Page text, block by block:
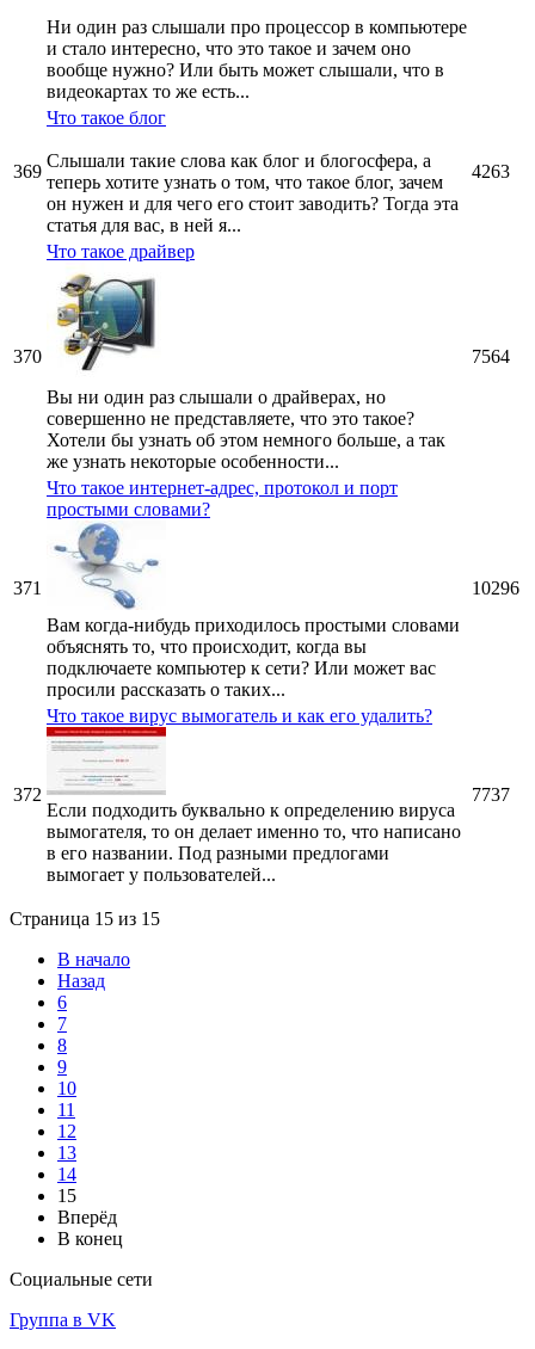
Ни один раз слышали про процессор в компьютере
и стало интересно, что это такое и зачем оно
вообще нужно? Или быть может слышали, что в
видеокартах то же есть...
369
Что такое блог
Слышали такие слова как блог и блогосфера, а
теперь хотите узнать о том, что такое блог, зачем
он нужен и для чего его стоит заводить? Тогда эта
статья для вас, в ней я...
4263
370
Что такое драйвер
Вы ни один раз слышали о драйверах, но
совершенно не представляете, что это такое?
Хотели бы узнать об этом немного больше, а так
же узнать некоторые особенности...
7564
371
Что такое интернет-адрес, протокол и порт
простыми словами?
Вам когда-нибудь приходилось простыми словами
объяснять то, что происходит, когда вы
подключаете компьютер к сети? Или может вас
просили рассказать о таких...
10296
372
Что такое вирус вымогатель и как его удалить?
Если подходить буквально к определению вируса
вымогателя, то он делает именно то, что написано
в его названии. Под разными предлогами
вымогает у пользователей...
7737
Страница 15 из 15
В начало
Назад
6
7
8
9
10
11
12
13
14
15
Вперёд
В конец
Социальные сети
Группа в VK